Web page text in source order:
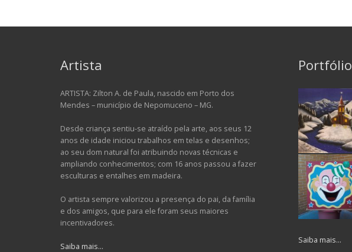
Artista
ARTISTA: Zilton A. de Paula, nascido em Porto dos
Mendes – município de Nepomuceno – MG.
Desde criança sentiu-se atraído pela arte, aos seus 12
anos de idade iniciou trabalhos em telas e desenhos;
ao seu dom natural foi atribuindo novas técnicas e
ampliando conhecimentos; com 16 anos passou a fazer
esculturas e entalhes em madeira.
O artista sempre valorizou a presença do pai, da família
e dos amigos, que para ele foram seus maiores
incentivadores.
Saiba mais…
Portfólio
Saiba mais…